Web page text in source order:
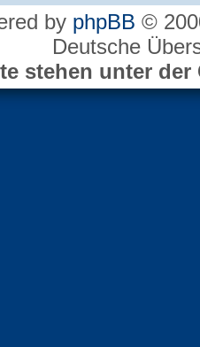
by phpBB ©
Deutsche
stehen unter